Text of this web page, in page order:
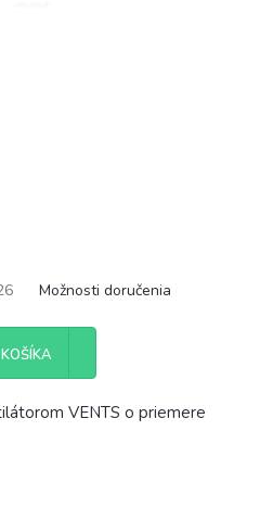
Možnosti doručenia
VENTS o priemere